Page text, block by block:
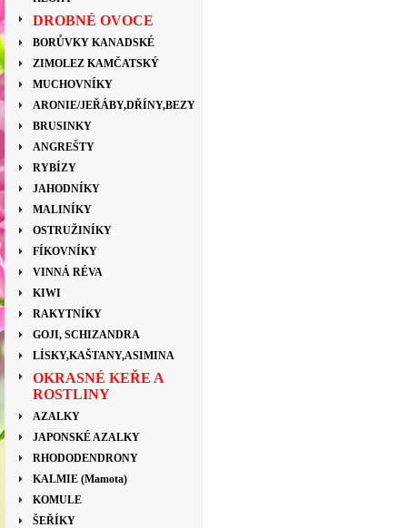
DROBNÉ OVOCE
BORŮVKY KANADSKÉ
ZIMOLEZ KAMČATSKÝ
MUCHOVNÍKY
ARONIE/JEŘÁBY,DŘÍNY,BEZY
BRUSINKY
ANGREŠTY
RYBÍZY
JAHODNÍKY
MALINÍKY
OSTRUŽINÍKY
FÍKOVNÍKY
VINNÁ RÉVA
KIWI
RAKYTNÍKY
GOJI, SCHIZANDRA
LÍSKY,KAŠTANY,ASIMINA
OKRASNÉ KEŘE A
ROSTLINY
AZALKY
JAPONSKÉ AZALKY
RHODODENDRONY
KALMIE (Mamota)
KOMULE
ŠEŘÍKY